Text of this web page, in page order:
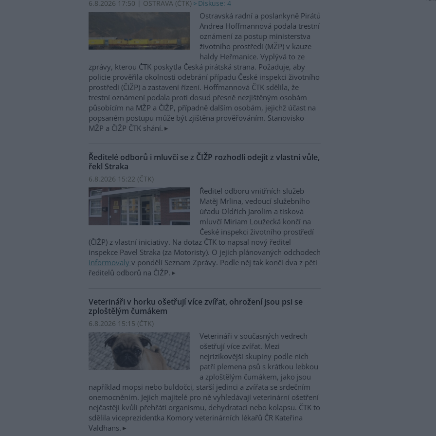
6.8.2026 17:50 | OSTRAVA (ČTK) Diskuse: 4
Ostravská radní a poslankyně Pirátů
Andrea Hoffmannová podala trestní
oznámení za postup ministerstva
životního prostředí (MŽP) v kauze
haldy Heřmanice. Vyplývá to ze
zprávy, kterou ČTK poskytla Česká pirátská strana. Požaduje, aby
policie prověřila okolnosti odebrání případu České inspekci životního
prostředí (ČIŽP) a zastavení řízení. Hoffmannová ČTK sdělila, že
trestní oznámení podala proti dosud přesně nezjištěným osobám
působícím na MŽP a ČIŽP, případně dalším osobám, jejichž účast na
popsaném postupu může být zjištěna prověřováním. Stanovisko
MŽP a ČIŽP ČTK shání.
Ředitelé odborů i mluvčí se z ČIŽP rozhodli odejít z vlastní vůle,
řekl Straka
6.8.2026 15:22 (ČTK)
Ředitel odboru vnitřních služeb
Matěj Mrlina, vedoucí služebního
úřadu Oldřich Jarolím a tisková
mluvčí Miriam Loužecká končí na
České inspekci životního prostředí
(ČIŽP) z vlastní iniciativy. Na dotaz ČTK to napsal nový ředitel
inspekce Pavel Straka (za Motoristy). O jejich plánovaných odchodech
informovaly v pondělí Seznam Zprávy. Podle něj tak končí dva z pěti
ředitelů odborů na ČIŽP.
Veterináři v horku ošetřují více zvířat, ohrožení jsou psi se
zploštělým čumákem
6.8.2026 15:15 (ČTK)
Veterináři v současných vedrech
ošetřují více zvířat. Mezi
nejrizikovější skupiny podle nich
patří plemena psů s krátkou lebkou
a zploštělým čumákem, jako jsou
například mopsi nebo buldočci, starší jedinci a zvířata se srdečním
onemocněním. Jejich majitelé pro ně vyhledávají veterinární ošetření
nejčastěji kvůli přehřátí organismu, dehydrataci nebo kolapsu. ČTK to
sdělila viceprezidentka Komory veterinárních lékařů ČR Kateřina
Valdhans.